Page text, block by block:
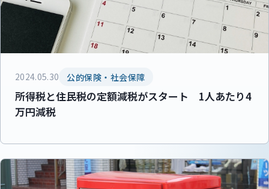
2024.05.30 公的保険・社会保障
所得税と住民税の定額減税がスタート 1人あたり4
万円減税